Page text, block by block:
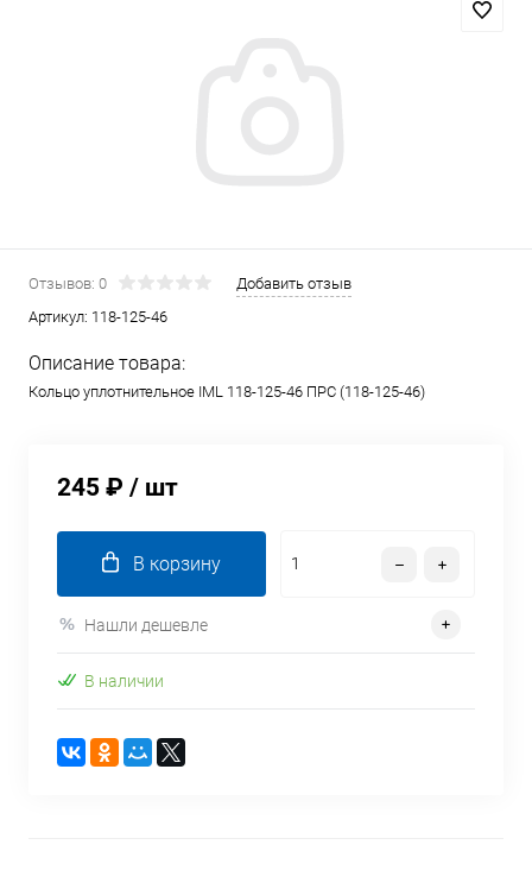
Отзывов: 0
Добавить отзыв
Артикул: 118-125-46
Описание товара:
Кольцо уплотнительное IML 118-125-46 ПРС (118-125-46)
245 ₽ / шт
В корзину
Нашли дешевле
В наличии